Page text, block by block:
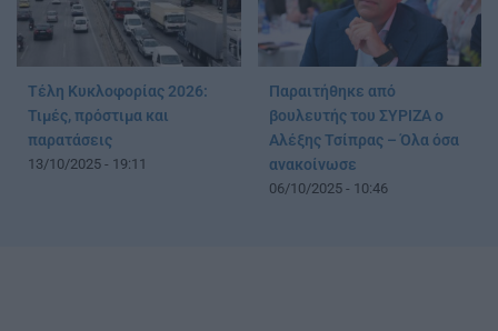
Τέλη Κυκλοφορίας 2026:
Τιμές, πρόστιμα και
παρατάσεις
13/10/2025 - 19:11
Παραιτήθηκε από
βουλευτής του ΣΥΡΙΖΑ ο
Αλέξης Τσίπρας – Όλα όσα
ανακοίνωσε
06/10/2025 - 10:46